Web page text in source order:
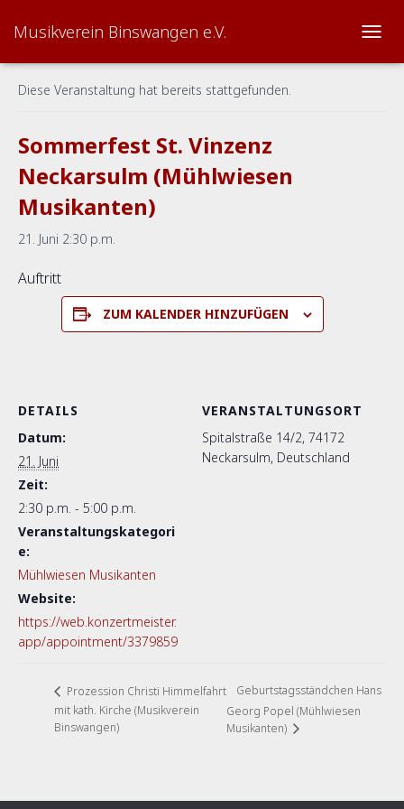
Musikverein Binswangen e.V.
« Alle Veranstaltungen
Diese Veranstaltung hat bereits stattgefunden.
Sommerfest St. Vinzenz
Neckarsulm (Mühlwiesen
Musikanten)
21. Juni 2:30 p.m.
Auftritt
ZUM KALENDER HINZUFÜGEN
DETAILS
Datum:
21. Juni
Zeit:
2:30 p.m. - 5:00 p.m.
Veranstaltungskategori
e:
Mühlwiesen Musikanten
Website:
https://web.konzertmeister.
app/appointment/3379859
VERANSTALTUNGSORT
Spitalstraße 14/2, 74172
Neckarsulm, Deutschland
Prozession Christi Himmelfahrt
mit kath. Kirche (Musikverein
Binswangen)
Geburtstagsständchen Hans
Georg Popel (Mühlwiesen
Musikanten)